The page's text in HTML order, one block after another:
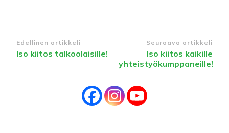
Edellinen artikkeli
Iso kiitos talkoolaisille!
Seuraava artikkeli
Iso kiitos kaikille
yhteistyökumppaneille!